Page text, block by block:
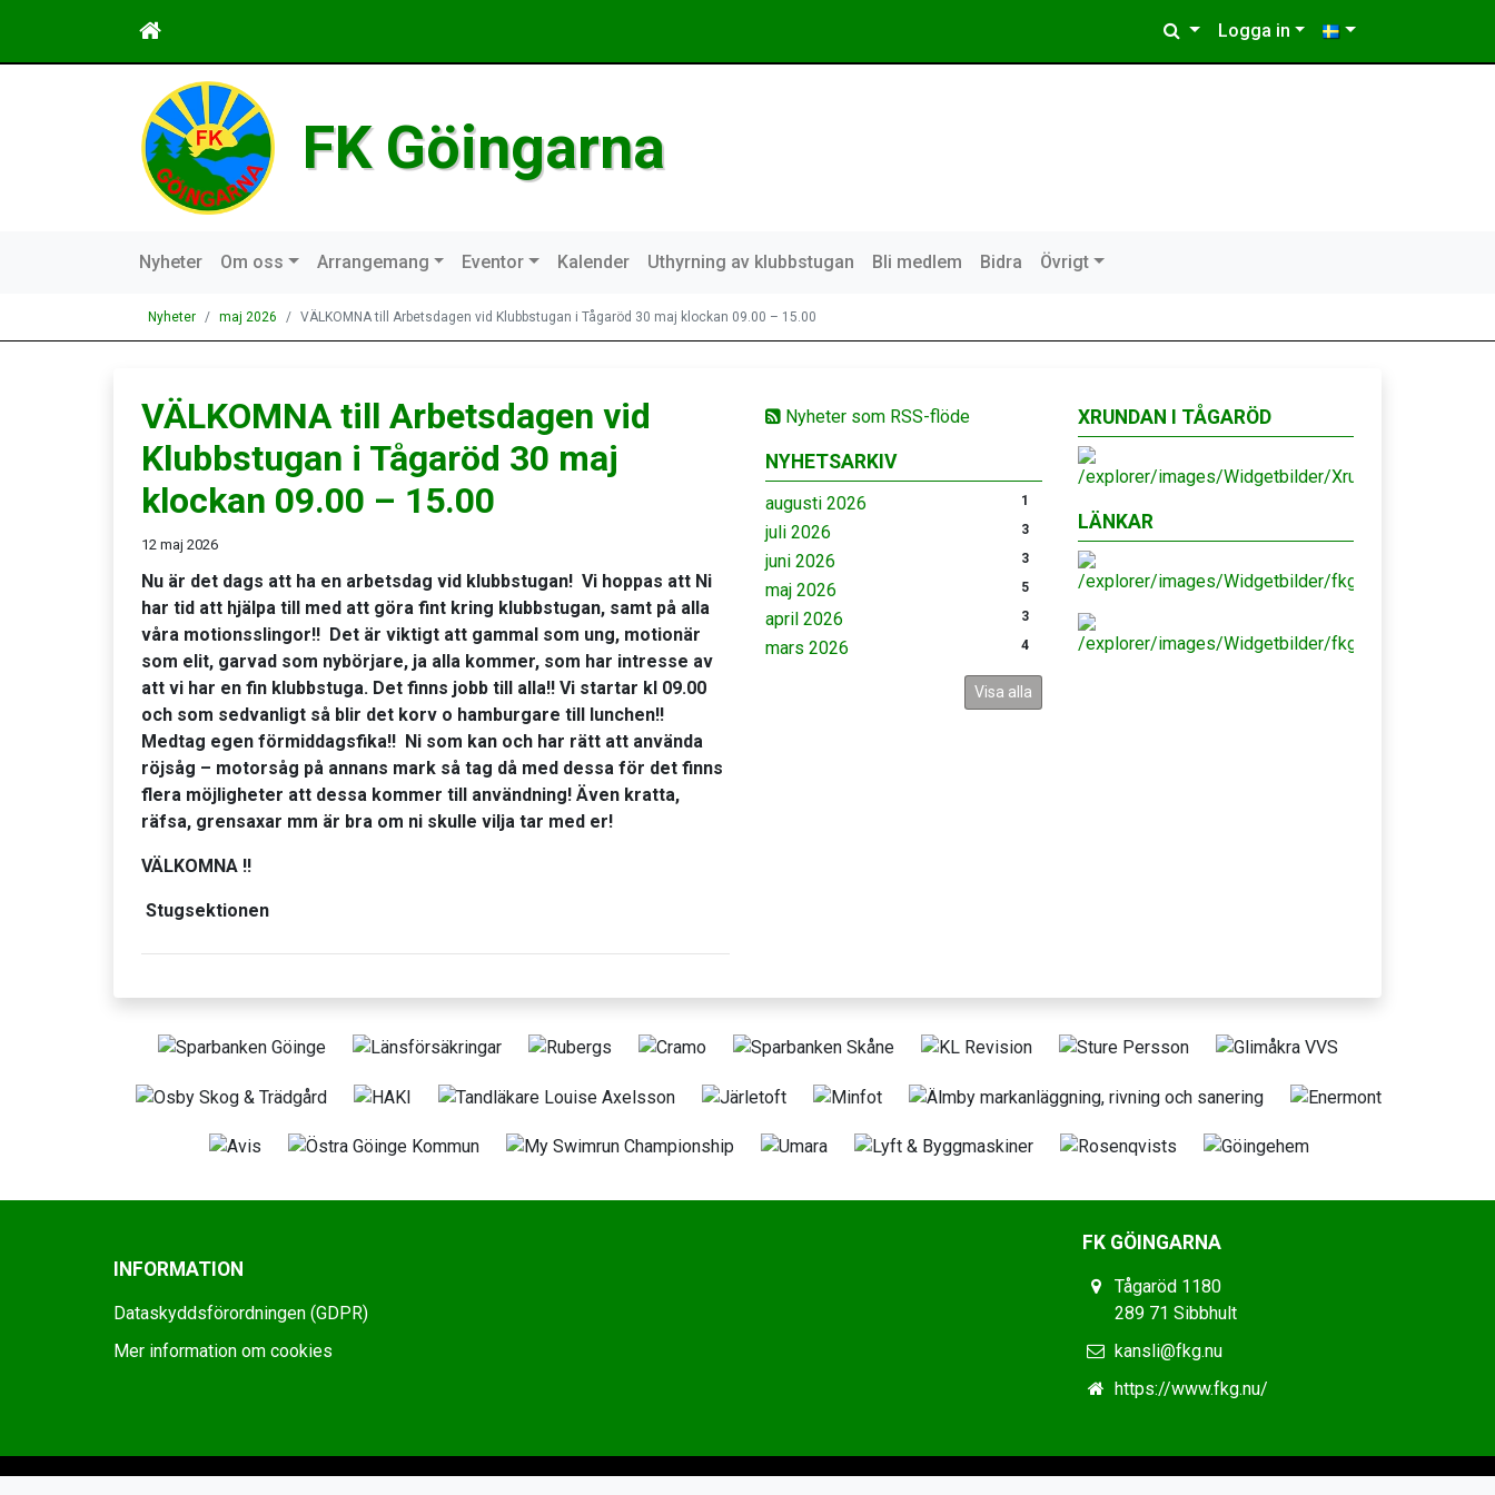
Logga in
FK Göingarna
Nyheter Om oss Arrangemang Eventor Kalender Uthyrning av klubbstugan Bli medlem Bidra Övrigt
Nyheter maj 2026 VÄLKOMNA till Arbetsdagen vid Klubbstugan i Tågaröd 30 maj klockan 09.00 – 15.00
Nyheter som RSS-flöde
NYHETSARKIV
augusti 2026 1
juli 2026 3
juni 2026 3
maj 2026 5
april 2026 3
mars 2026 4
Visa alla
VÄLKOMNA till Arbetsdagen vid
Klubbstugan i Tågaröd 30 maj
klockan 09.00 – 15.00
12 maj 2026
Nu är det dags att ha en arbetsdag vid klubbstugan! Vi hoppas att Ni
har tid att hjälpa till med att göra fint kring klubbstugan, samt på alla
våra motionsslingor!! Det är viktigt att gammal som ung, motionär
som elit, garvad som nybörjare, ja alla kommer, som har intresse av
att vi har en fin klubbstuga. Det finns jobb till alla!! Vi startar kl 09.00
och som sedvanligt så blir det korv o hamburgare till lunchen!!
Medtag egen förmiddagsfika!! Ni som kan och har rätt att använda
röjsåg – motorsåg på annans mark så tag då med dessa för det finns
flera möjligheter att dessa kommer till användning! Även kratta,
räfsa, grensaxar mm är bra om ni skulle vilja tar med er!
VÄLKOMNA !!
Stugsektionen
XRUNDAN I TÅGARÖD
LÄNKAR
INFORMATION
Dataskyddsförordningen (GDPR)
Mer information om cookies
FK GÖINGARNA
Tågaröd 1180
289 71 Sibbhult
kansli@fkg.nu
https://www.fkg.nu/